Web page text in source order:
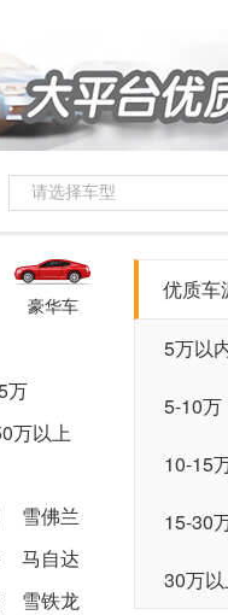
请选择车型
豪华车
万
万以上
雪佛兰
马自达
雪铁龙
优质车
5万以
5-10万
10-15
15-30
30万